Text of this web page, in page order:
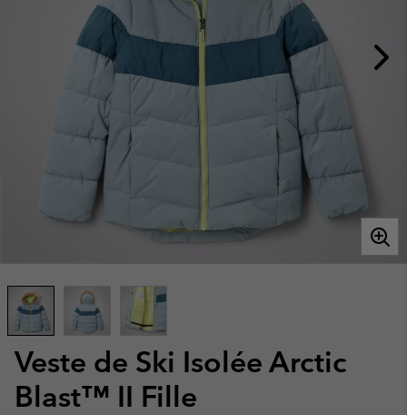
Veste de Ski Isolée Arctic
Blast™ II Fille